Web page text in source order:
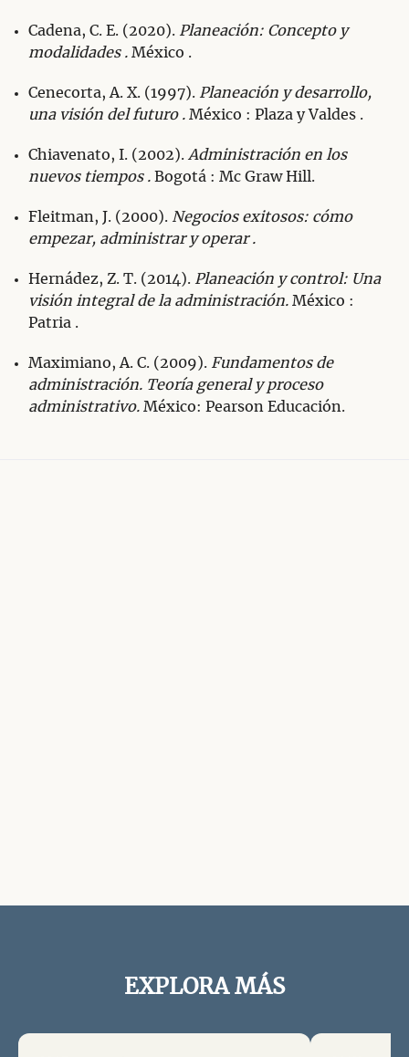
Cadena, C. E. (2020). Planeación: Concepto y
modalidades . México .
Cenecorta, A. X. (1997). Planeación y desarrollo,
una visión del futuro . México : Plaza y Valdes .
Chiavenato, I. (2002). Administración en los
nuevos tiempos . Bogotá : Mc Graw Hill.
Fleitman, J. (2000). Negocios exitosos: cómo
empezar, administrar y operar .
Hernádez, Z. T. (2014). Planeación y control: Una
visión integral de la administración. México :
Patria .
Maximiano, A. C. (2009). Fundamentos de
administración. Teoría general y proceso
administrativo. México: Pearson Educación.
EXPLORA MÁS